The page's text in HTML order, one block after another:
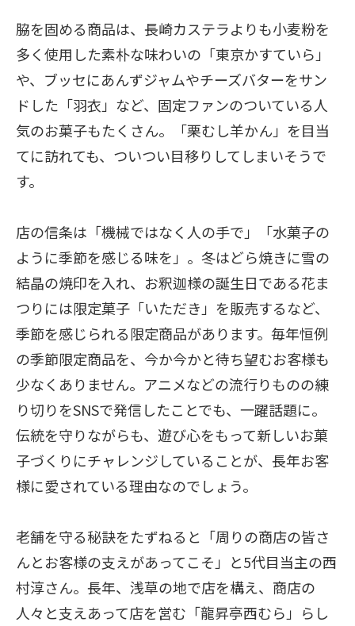
脇を固める商品は、長崎カステラよりも小麦粉を
多く使用した素朴な味わいの「東京かすていら」
や、ブッセにあんずジャムやチーズバターをサン
ドした「羽衣」など、固定ファンのついている人
気のお菓子もたくさん。「栗むし羊かん」を目当
てに訪れても、ついつい目移りしてしまいそうで
す。
店の信条は「機械ではなく人の手で」「水菓子の
ように季節を感じる味を」。冬はどら焼きに雪の
結晶の焼印を入れ、お釈迦様の誕生日である花ま
つりには限定菓子「いただき」を販売するなど、
季節を感じられる限定商品があります。毎年恒例
の季節限定商品を、今か今かと待ち望むお客様も
少なくありません。アニメなどの流行りものの練
り切りをSNSで発信したことでも、一躍話題に。
伝統を守りながらも、遊び心をもって新しいお菓
子づくりにチャレンジしていることが、長年お客
様に愛されている理由なのでしょう。
老舗を守る秘訣をたずねると「周りの商店の皆さ
んとお客様の支えがあってこそ」と5代目当主の西
村淳さん。長年、浅草の地で店を構え、商店の
人々と支えあって店を営む「龍昇亭西むら」らし